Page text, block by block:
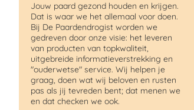
Jouw paard gezond houden en krijgen.
Dat is waar we het allemaal voor doen.
Bij De Paardendrogist worden we
gedreven door onze visie: het leveren
van producten van topkwaliteit,
uitgebreide informatieverstrekking en
"ouderwetse" service. Wij helpen je
graag, doen wat wij beloven en rusten
pas als jij tevreden bent; dat menen we
en dat checken we ook.